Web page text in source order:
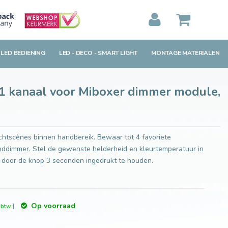
BEDIENING LED - DECO - SMART LIGHT MONTAGE MATERIALEN
kanaal voor Miboxer dimmer module,
binnen handbereik. Bewaar tot 4 favoriete
Stel de gewenste helderheid en kleurtemperatuur in
de knop 3 seconden ingedrukt te houden.
btw] Op voorraad